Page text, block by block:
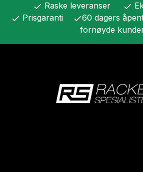
check Raske leveranser check
check Prisgaranti check60 dagers
fornøyde